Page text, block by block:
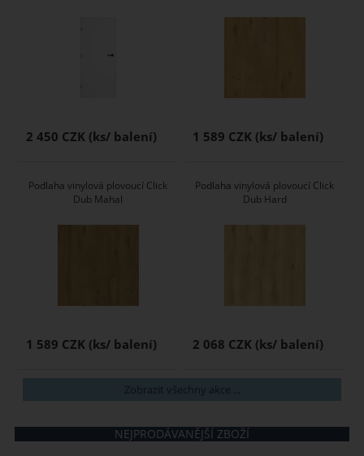
2 450 CZK 1 589 CZK
Podlaha vinylová plovoucí Click
Dub Mahal
1 589 CZK
Podlaha vinylová plovoucí Click
Dub Hard
2 068 CZK
Zobrazit všechny akce ...
NEJPRODÁVANĚJŠÍ ZBOŽÍ